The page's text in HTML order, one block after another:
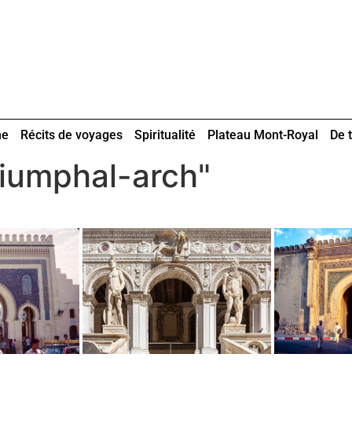
Récits de voyages Spiritualité Plateau Mont-Royal De
arch"